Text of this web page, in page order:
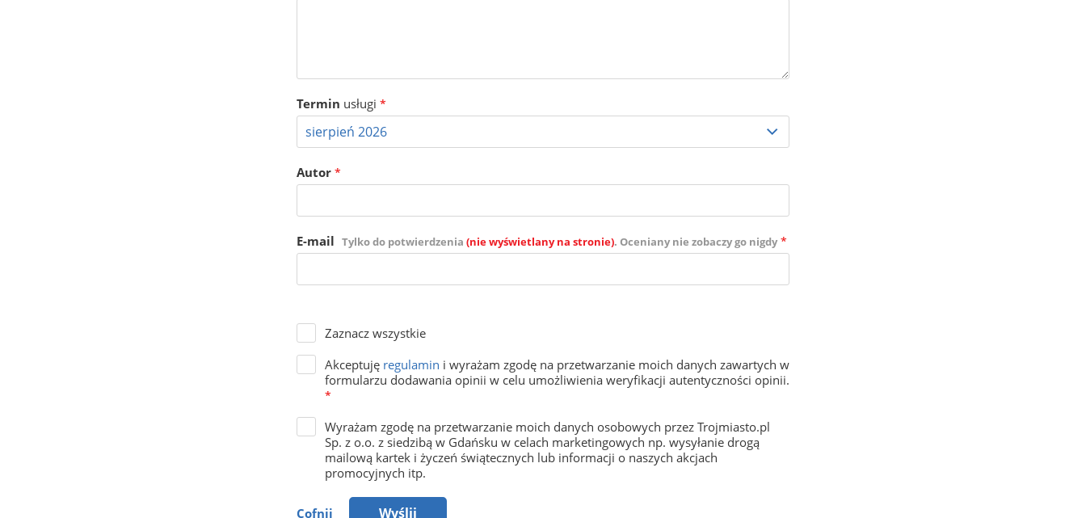
Termin usługi *
Autor *
E-mail Tylko do potwierdzenia (nie wyświetlany na stronie). Oceniany nie zobaczy go nigdy *
Zaznacz wszystkie
Akceptuję regulamin i wyrażam zgodę na przetwarzanie moich danych zawartych w
formularzu dodawania opinii w celu umożliwienia weryfikacji autentyczności opinii.
*
Wyrażam zgodę na przetwarzanie moich danych osobowych przez Trojmiasto.pl
Sp. z o.o. z siedzibą w Gdańsku w celach marketingowych np. wysyłanie drogą
mailową kartek i życzeń świątecznych lub informacji o naszych akcjach
promocyjnych itp.
Cofnij Wyślij